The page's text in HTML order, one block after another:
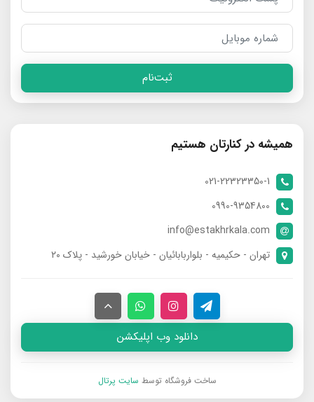
ثبت‌نام
همیشه در کنارتان هستیم
021-22323350-1
0990-9354800
info@estakhrkala.com
تهران - حکیمیه - بلواربابائیان - خیابان خورشید - پلاک ۲۰
دانلود وب اپلیکشن
ساخت فروشگاه توسط سایت پرتال